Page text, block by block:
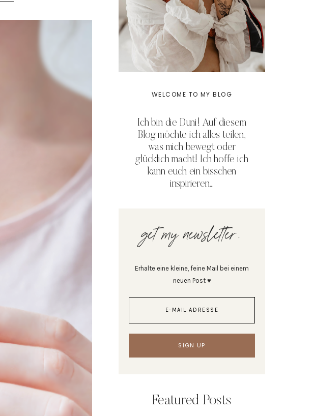
WELCOME TO MY BLOG
Ich bin die Duni! Auf diesem
Blog möchte ich alles teilen,
was mich bewegt oder
glücklich macht! Ich hoffe ich
kann euch ein bisschen
inspirieren...
get my newsletter.
Erhalte eine kleine, feine Mail bei einem
neuen Post ♥
Featured Posts